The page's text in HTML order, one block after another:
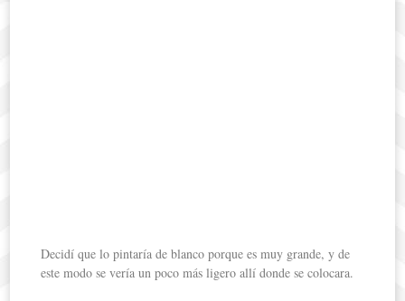
Decidí que lo pintaría de blanco porque es muy grande, y de
este modo se vería un poco más ligero allí donde se colocara.